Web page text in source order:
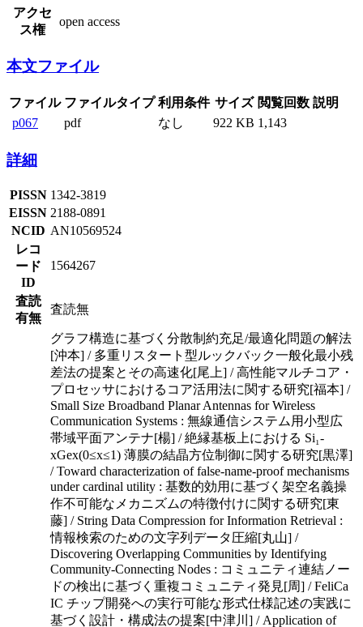
アクセ
ス権
open access
本文ファイル
ファイル ファイルタイプ 利用条件 サイズ 閲覧回数 説明
p067
pdf なし 922 KB 1,143
詳細
PISSN 1342-3819
EISSN 2188-0891
NCID AN10569524
レコ
ード
ID
1564267
査読
有無
査読無
グラフ構造に基づく分散制約充足/最適化問題の解法
[沖本] / 多重リスタート型ルックバック一般化最小残
差法の提案とその高速化[尾上] / 高性能マルチコア・
プロセッサにおけるコア活用法に関する研究[福本] /
Small Size Broadband Planar Antennas for Wireless
Communication Systems : 無線通信システム用小型広
帯域平面アンテナ[楊] / 絶縁基板上における Si₁-
xGex(0≤x≤1) 薄膜の結晶方位制御に関する研究[黒澤]
/ Toward characterization of false-name-proof mechanisms
under cardinal utility : 基数的効用に基づく架空名義操
作不可能なメカニズムの特徴付けに関する研究[東
藤] / String Data Compression for Information Retrieval :
情報検索のための文字列データ圧縮[丸山] /
Discovering Overlapping Communities by Identifying
Community-Connecting Nodes : コミュニティ連結ノー
ドの検出に基づく重複コミュニティ発見[周] / FeliCa
IC チップ開発への実行可能な形式仕様記述の実践に
基づく設計・構成法の提案[中津川] / Application of